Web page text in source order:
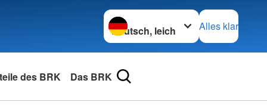
Sprache wechseln zu
Alles klar
des BRK Das BRK